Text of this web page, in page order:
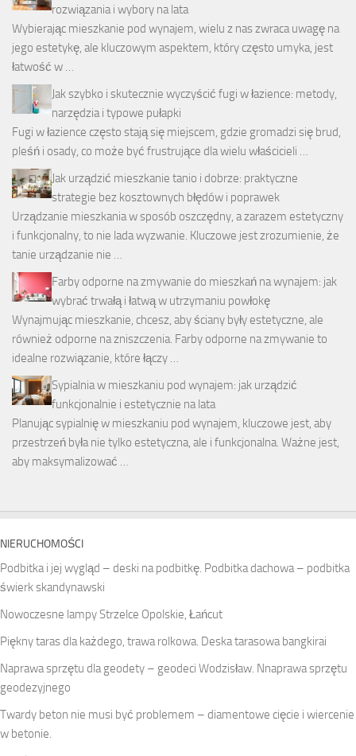
rozwiązania i wybory na lata
Wybierając mieszkanie pod wynajem, wielu z nas zwraca uwagę na
jego estetykę, ale kluczowym aspektem, który często umyka, jest
łatwość w …
Jak szybko i skutecznie wyczyścić fugi w łazience: metody,
narzędzia i typowe pułapki
Fugi w łazience często stają się miejscem, gdzie gromadzi się brud,
pleśń i osady, co może być frustrujące dla wielu właścicieli …
Jak urządzić mieszkanie tanio i dobrze: praktyczne
strategie bez kosztownych błędów i poprawek
Urządzanie mieszkania w sposób oszczędny, a zarazem estetyczny
i funkcjonalny, to nie lada wyzwanie. Kluczowe jest zrozumienie, że
tanie urządzanie nie …
Farby odporne na zmywanie do mieszkań na wynajem: jak
wybrać trwałą i łatwą w utrzymaniu powłokę
Wynajmując mieszkanie, chcesz, aby ściany były estetyczne, ale
również odporne na zniszczenia. Farby odporne na zmywanie to
idealne rozwiązanie, które łączy …
Sypialnia w mieszkaniu pod wynajem: jak urządzić
funkcjonalnie i estetycznie na lata
Planując sypialnię w mieszkaniu pod wynajem, kluczowe jest, aby
przestrzeń była nie tylko estetyczna, ale i funkcjonalna. Ważne jest,
aby maksymalizować …
NIERUCHOMOŚCI
Podbitka i jej wygląd – deski na podbitkę. Podbitka dachowa – podbitka
świerk skandynawski
Nowoczesne lampy Strzelce Opolskie, Łańcut
Piękny taras dla każdego, trawa rolkowa. Deska tarasowa bangkirai
Naprawa sprzętu dla geodety – geodeci Wodzisław. Nnaprawa sprzętu
geodezyjnego
Twardy beton nie musi być problemem – diamentowe cięcie i wiercenie
w betonie.